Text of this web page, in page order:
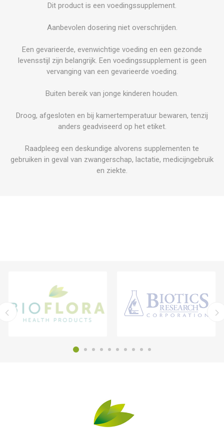
Dit product is een voedingssupplement.
Aanbevolen dosering niet overschrijden.
Een gevarieerde, evenwichtige voeding en een gezonde
levensstijl zijn belangrijk. Een voedingssupplement is geen
vervanging van een gevarieerde voeding.
Buiten bereik van jonge kinderen houden.
Droog, afgesloten en bij kamertemperatuur bewaren, tenzij
anders geadviseerd op het etiket.
Raadpleeg een deskundige alvorens supplementen te
gebruiken in geval van zwangerschap, lactatie, medicijngebruik
en ziekte.